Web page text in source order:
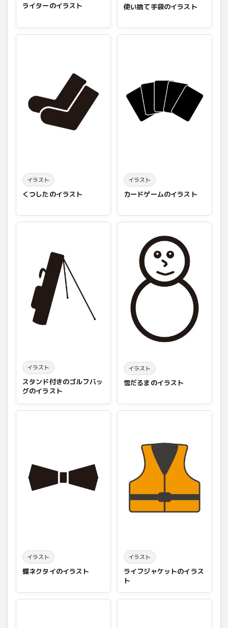
ライターのイラスト 使い捨て手袋のイラスト
イラスト
くつしたのイラスト
イラスト
カードゲームのイラスト
イラスト
スタンド付きのゴルフバッ
グのイラスト
イラスト
雪だるまのイラスト
イラスト
蝶ネクタイのイラスト
イラスト
ライフジャケットのイラス
ト